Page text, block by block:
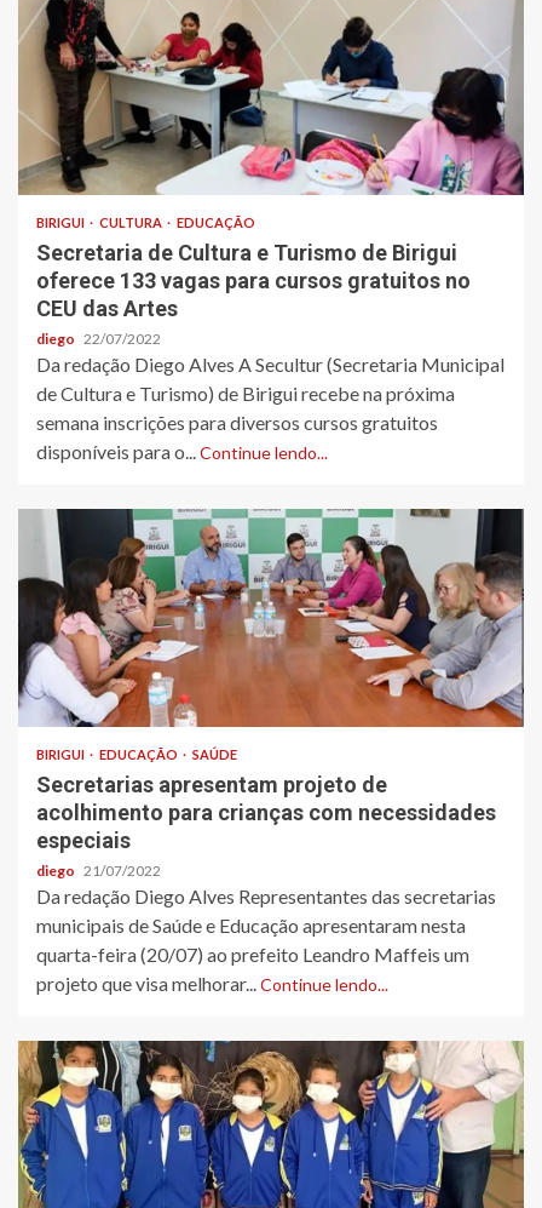
BIRIGUI CULTURA EDUCAÇÃO
Secretaria de Cultura e Turismo de Birigui
oferece 133 vagas para cursos gratuitos no
CEU das Artes
diego 22/07/2022
Da redação Diego Alves A Secultur (Secretaria Municipal
de Cultura e Turismo) de Birigui recebe na próxima
semana inscrições para diversos cursos gratuitos
disponíveis para o...Continue lendo...
BIRIGUI EDUCAÇÃO SAÚDE
Secretarias apresentam projeto de
acolhimento para crianças com necessidades
especiais
diego 21/07/2022
Da redação Diego Alves Representantes das secretarias
municipais de Saúde e Educação apresentaram nesta
quarta-feira (20/07) ao prefeito Leandro Maffeis um
projeto que visa melhorar...Continue lendo...